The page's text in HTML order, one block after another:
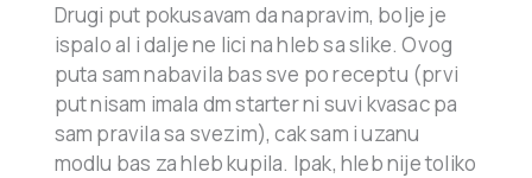
Drugi put pokusavam da napravim, bolje je
ispalo al i dalje ne lici na hleb sa slike. Ovog
puta sam nabavila bas sve po receptu (prvi
put nisam imala dm starter ni suvi kvasac pa
sam pravila sa svezim), cak sam i uzanu
modlu bas za hleb kupila. Ipak, hleb nije toliko